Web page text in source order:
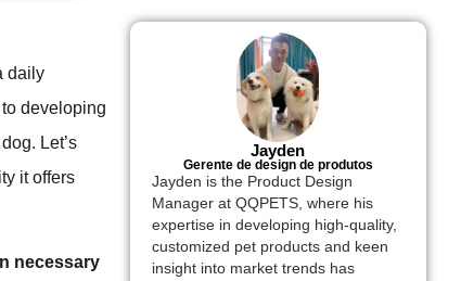
daily
developing
Let’s
it offers
necessary
Jayden
Gerente de design de produtos
Jayden is the Product Design
Manager at QQPETS, where his
expertise in developing high-quality,
customized pet products and keen
insight into market trends has